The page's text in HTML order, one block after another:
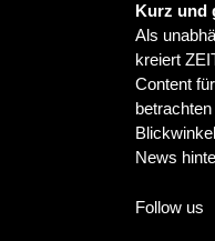
Kurz und
Als
kreiert
Content
News
Follow us